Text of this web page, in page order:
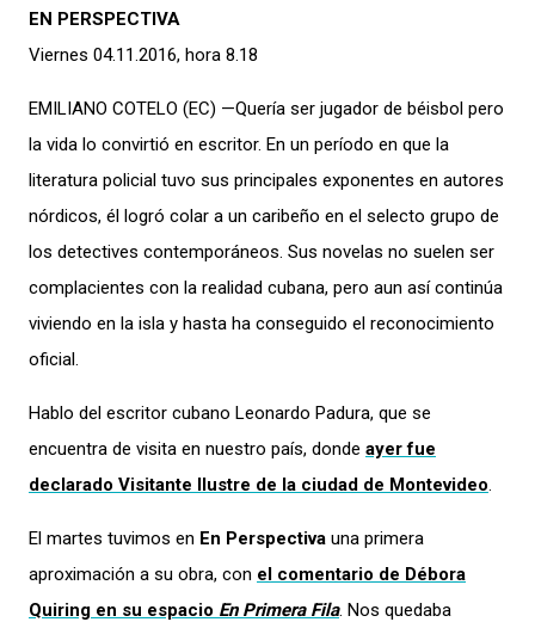
EN PERSPECTIVA
Viernes 04.11.2016, hora 8.18
EMILIANO COTELO (EC) —Quería ser jugador de béisbol pero
la vida lo convirtió en escritor. En un período en que la
literatura policial tuvo sus principales exponentes en autores
nórdicos, él logró colar a un caribeño en el selecto grupo de
los detectives contemporáneos. Sus novelas no suelen ser
complacientes con la realidad cubana, pero aun así continúa
viviendo en la isla y hasta ha conseguido el reconocimiento
oficial.
Hablo del escritor cubano Leonardo Padura, que se
encuentra de visita en nuestro país, donde ayer fue
declarado Visitante Ilustre de la ciudad de Montevideo.
El martes tuvimos en En Perspectiva una primera
aproximación a su obra, con el comentario de Débora
Quiring en su espacio En Primera Fila. Nos quedaba